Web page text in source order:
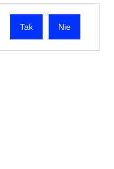
Nie